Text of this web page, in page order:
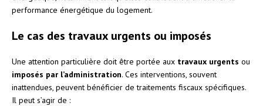
performance énergétique du logement.
Le cas des travaux urgents ou imposés
Une attention particulière doit être portée aux travaux urgents ou
imposés par l’administration. Ces interventions, souvent
inattendues, peuvent bénéficier de traitements fiscaux spécifiques.
Il peut s’agir de :